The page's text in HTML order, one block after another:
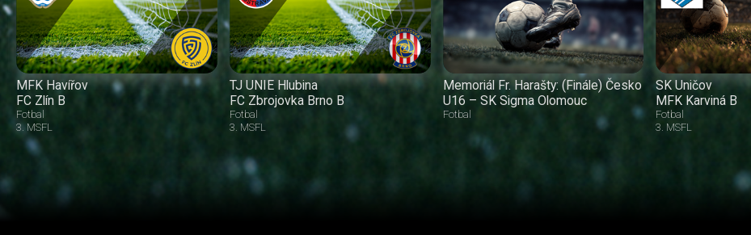
MFK Havířov
FC Zlín B
Fotbal
3. MSFL
TJ UNIE Hlubina
FC Zbrojovka Brno B
Fotbal
3. MSFL
Memoriál Fr. Harašty: (Finále) Česko
U16 – SK Sigma Olomouc
Fotbal
SK Uničov
MFK Karviná B
Fotbal
3. MSFL